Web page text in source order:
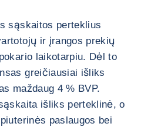
sąskaitos perteklius
ir įrangos prekių
laikotarpiu. Dėl to
greičiausiai išliks
maždaug 4 % BVP.
išliks perteklinė, o
paslaugos bei